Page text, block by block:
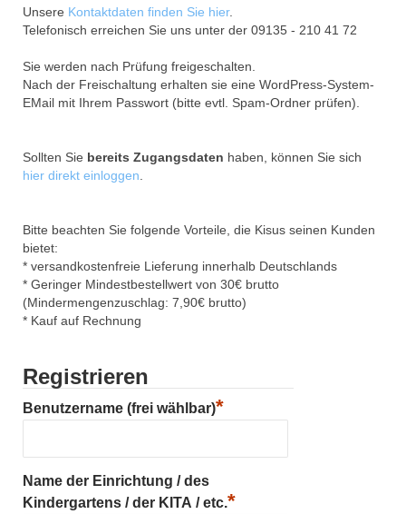
Unsere Kontaktdaten finden Sie hier.
Telefonisch erreichen Sie uns unter der 09135 - 210 41 72
Sie werden nach Prüfung freigeschalten.
Nach der Freischaltung erhalten sie eine WordPress-System-
EMail mit Ihrem Passwort (bitte evtl. Spam-Ordner prüfen).
Sollten Sie bereits Zugangsdaten haben, können Sie sich
hier direkt einloggen.
Bitte beachten Sie folgende Vorteile, die Kisus seinen Kunden
bietet:
* versandkostenfreie Lieferung innerhalb Deutschlands
* Geringer Mindestbestellwert von 30€ brutto
(Mindermengenzuschlag: 7,90€ brutto)
* Kauf auf Rechnung
Registrieren
Benutzername (frei wählbar)*
Name der Einrichtung / des
Kindergartens / der KITA / etc.*